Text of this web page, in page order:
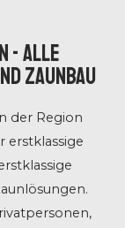
- ALLE
ZAUNBAU
der Region
erstklassige